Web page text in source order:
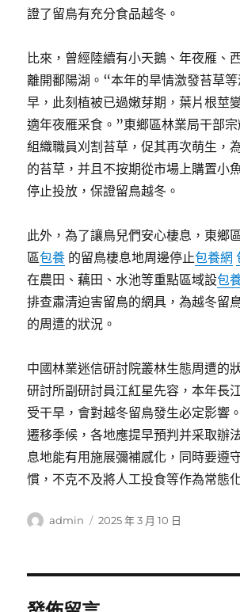
證了留鳥有充分食品越冬。
比來，曾經陸續有小天鵝、年夜雁、
離開鄱陽湖。“本年的旱情激發苔草
早，此刻植被已過嫩芽期，葉片根莖
適年夜雁采食。”東鄉區林業局干部
組織職員刈割苔草，促其再次萌生，
的苔草，并且不按期從市場上購置小
停止投放，保證留鳥越冬。
此外，為了讓鳥兒們安心棲息，東鄉
區包養 的留鳥棲息地周邊停止包養網
在農田、藕田、水池等重點區域設包
排查肅清迫害留鳥的網具，為越冬留
的周遭的狀況。
中國林業迷信研討院叢林生態周遭的
研討所副研討員江紅星先容，本年長
受干旱，會對越冬留鳥發生必定影響
遷移季候，各地應提早預判并采取辦
息地能有用施展彌補感化，同時要遵
慣，不克不及將人工投食等作為常態
作
admin
發
2025 年 3 月 10 日